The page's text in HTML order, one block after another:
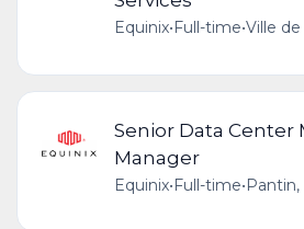
Equinix• Full-time•Ville de
Senior Data Center
Manager
Equinix•Full-time•Pantin,